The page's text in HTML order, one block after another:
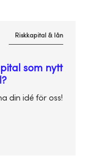
Riskkapital & lån
som nytt
din idé för oss!